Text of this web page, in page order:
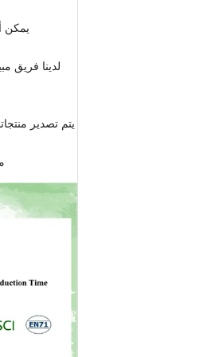
يمكن
لدينا فريق
يتم تصدير